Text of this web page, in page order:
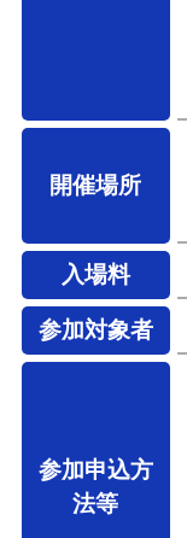
開催場所
入場料
参加対象者
参加申込方
法等